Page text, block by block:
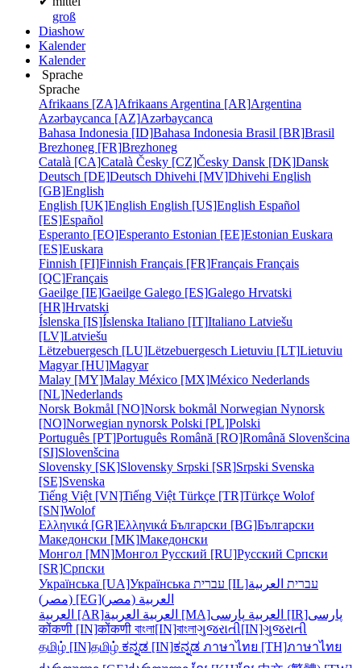
groß
Diashow
Kalender
Kalender
Sprache
Sprache
Afrikaans [ZA]Afrikaans Argentina [AR]Argentina
Azərbaycanca [AZ]Azərbaycanca
Bahasa Indonesia [ID]Bahasa Indonesia Brasil [BR]Brasil
Brezhoneg [FR]Brezhoneg
Català [CA]Català Česky [CZ]Česky Dansk [DK]Dansk
Deutsch [DE]Deutsch Dhivehi [MV]Dhivehi English
[GB]English
English [UK]English English [US]English Español
[ES]Español
Esperanto [EO]Esperanto Estonian [EE]Estonian Euskara
[ES]Euskara
Finnish [FI]Finnish Français [FR]Français Français
[QC]Français
Gaeilge [IE]Gaeilge Galego [ES]Galego Hrvatski
[HR]Hrvatski
Íslenska [IS]Íslenska Italiano [IT]Italiano Latviešu
[LV]Latviešu
Lëtzebuergesch [LU]Lëtzebuergesch Lietuviu [LT]Lietuviu
Magyar [HU]Magyar
Malay [MY]Malay México [MX]México Nederlands
[NL]Nederlands
Norsk Bokmål [NO]Norsk bokmål Norwegian Nynorsk
[NO]Norwegian nynorsk Polski [PL]Polski
Português [PT]Português Română [RO]Română Slovenšcina
[SI]Slovenšcina
Slovensky [SK]Slovensky Srpski [SR]Srpski Svenska
[SE]Svenska
Tiếng Việt [VN]Tiếng Việt Türkçe [TR]Türkçe Wolof
[SN]Wolof
Ελληνικά [GR]Ελληνικά Български [BG]Български
Македонски [MK]Македонски
Монгол [MN]Монгол Русский [RU]Русский Српски
[SR]Српски
Українська [UA]Українська עברית [IL] עברית العربية
(مصر) [EG]العربية (مصر)
العربية [AR]
العربية العربية [MA] العربية پارسی [IR]پارسی
कोंकणी [IN]कोंकणी বাংলা[IN]বাংলাગુજરાતી[IN]ગુજરાતી
தமிழ் [IN]தமிழ் ಕನ್ನಡ [IN]ಕನ್ನಡ ภาษาไทย [TH]ภาษาไทย